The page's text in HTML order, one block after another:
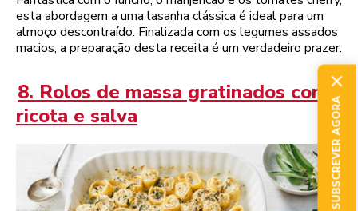
esta abordagem a uma lasanha clássica é ideal para um
almoço descontraído. Finalizada com os legumes assados
macios, a preparação desta receita é um verdadeiro prazer.
8. Rolos de massa gratinados com
ricota e salva
SUBSCREVER AGORA